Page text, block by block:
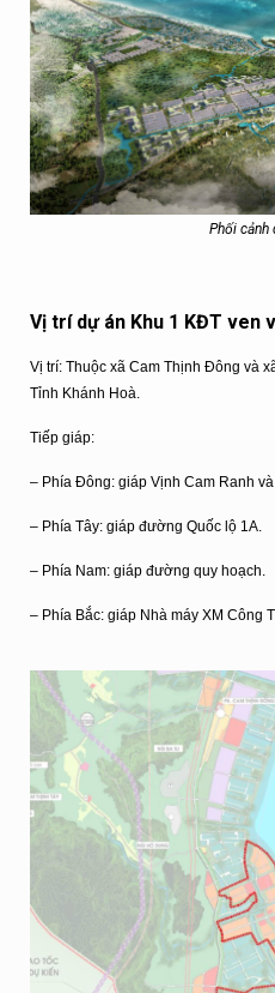
Phối cảnh
Vị trí dự án Khu 1 KĐT ven
Vị trí: Thuộc xã Cam Thịnh Đông và
Tỉnh Khánh Hoà.
Tiếp giáp:
– Phía Đông: giáp Vịnh Cam Ranh
– Phía Tây: giáp đường Quốc lộ 1A.
– Phía Nam: giáp đường quy hoạch.
– Phía Bắc: giáp Nhà máy XM Công